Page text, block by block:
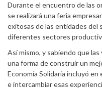
Durante el encuentro de las
se realizará una feria
exitosas de las entidades del
diferentes sectores
Así mismo, y sabiendo que
una forma de construir un
Economía Solidaria incluyó
e intercambiar esas